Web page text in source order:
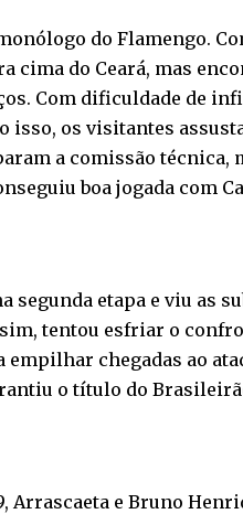
do Flamengo.
cima do Ceará, mas
Com dificuldade de
isso, os visitantes
a comissão técnica,
boa jogada com
etapa e viu as
tentou esfriar o
chegadas ao
o título do
Arrascaeta e Bruno